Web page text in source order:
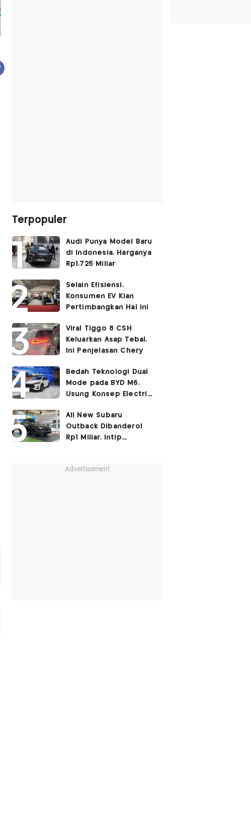
Terpopuler
Audi Punya Model Baru
di Indonesia, Harganya
Rp1,725 Miliar
Selain Efisiensi,
Konsumen EV Kian
Pertimbangkan Hal ini
Viral Tiggo 8 CSH
Keluarkan Asap Tebal,
Ini Penjelasan Chery
Bedah Teknologi Dual
Mode pada BYD M6,
Usung Konsep Electric
All New Subaru
Outback Dibanderol
Rp1 Miliar, Intip
Advertisement